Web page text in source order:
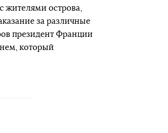
жителями острова,
за различные
президент Франции
который